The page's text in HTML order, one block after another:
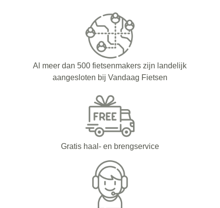
Al meer dan 500 fietsenmakers zijn landelijk
aangesloten bij Vandaag Fietsen
Gratis haal- en brengservice